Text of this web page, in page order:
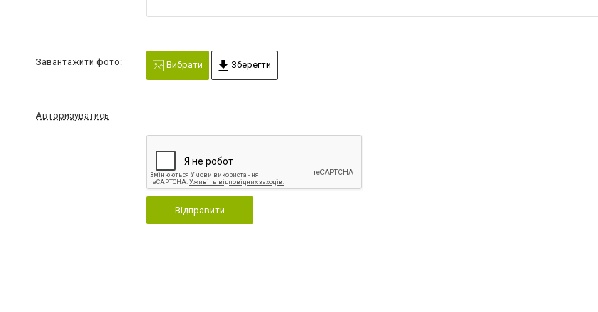
Завантажити фото: Вибрати Зберегти
Авторизуватись
Відправити